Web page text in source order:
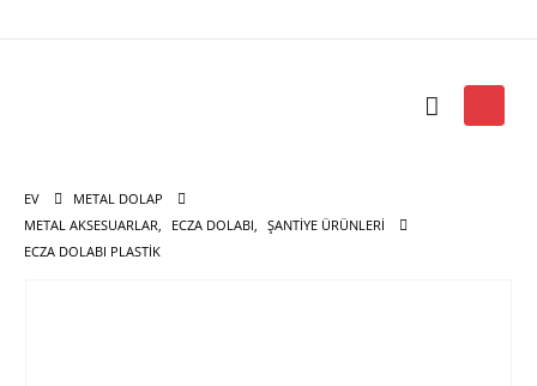
EV
METAL DOLAP
METAL AKSESUARLAR, ECZA DOLABI, ŞANTIYE ÜRÜNLERI
ECZA DOLABI PLASTIK